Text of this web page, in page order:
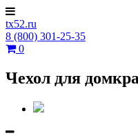
tx52.ru
8 (800) 301-25-35
0
Чехол для